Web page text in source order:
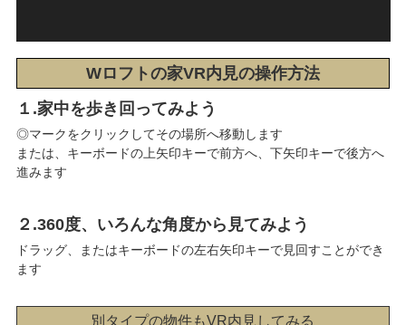
Wロフトの家VR内見の操作方法
１.家中を歩き回ってみよう
◎マークをクリックしてその場所へ移動します
または、キーボードの上矢印キーで前方へ、下矢印キーで後方へ
進みます
２.360度、いろんな角度から見てみよう
ドラッグ、またはキーボードの左右矢印キーで見回すことができ
ます
別タイプの物件もVR内見してみる